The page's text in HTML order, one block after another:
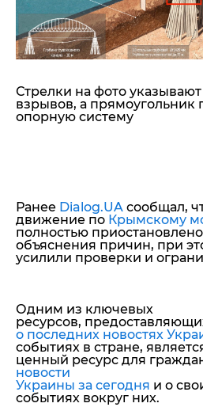
Стрелки на фото
взрывов, а прямоугольник
опорную систему
Ранее Dialog.UA сообщал,
движение по Крымскому
полностью
объяснения причин, при
усилили проверки и
Одним из ключевых
ресурсов,
о последних новостях
событиях в стране,
ценный ресурс для
новости
Украины за сегодня и о
событиях вокруг них.